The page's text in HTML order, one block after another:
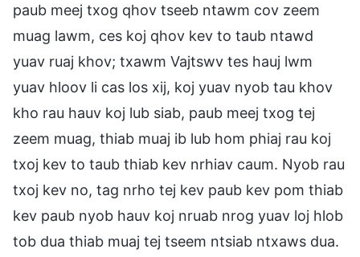
paub meej txog qhov tseeb ntawm cov zeem
muag lawm, ces koj qhov kev to taub ntawd
yuav ruaj khov; txawm Vajtswv tes hauj lwm
yuav hloov li cas los xij, koj yuav nyob tau khov
kho rau hauv koj lub siab, paub meej txog tej
zeem muag, thiab muaj ib lub hom phiaj rau koj
txoj kev to taub thiab kev nrhiav caum. Nyob rau
txoj kev no, tag nrho tej kev paub kev pom thiab
kev paub nyob hauv koj nruab nrog yuav loj hlob
tob dua thiab muaj tej tseem ntsiab ntxaws dua.